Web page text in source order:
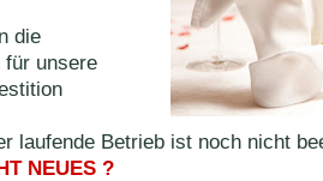
die
für unsere
laufende Betrieb ist noch nicht
NEUES ?